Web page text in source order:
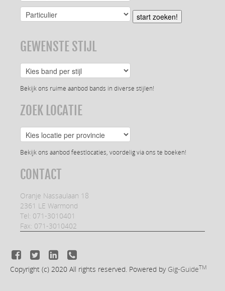
start zoeken!
GEWENSTE STIJL
Bekijk ons ruime aanbod bands in diverse stijlen!
ZOEK LOCATIE
Bekijk ons aanbod feestlocaties, voordelig via ons te boeken!
CONTACT
Oranje Nassaulaan 18
2361 LE Warmond
Tel: 071-3010401
Fax: 071-3010402
Copyright (c) 2020 All rights reserved. Powered by Gig-GuideTM